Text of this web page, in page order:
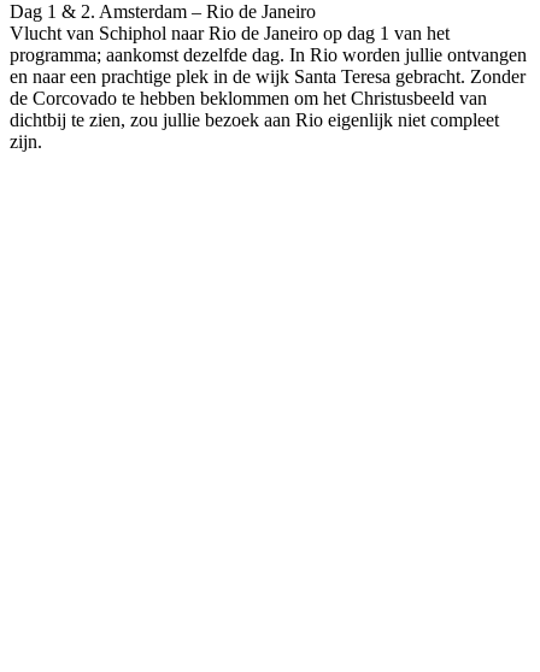
Dag 1 & 2. Amsterdam – Rio de Janeiro
Vlucht van Schiphol naar Rio de Janeiro op dag 1 van het
programma; aankomst dezelfde dag. In Rio worden jullie ontvangen
en naar een prachtige plek in de wijk Santa Teresa gebracht. Zonder
de Corcovado te hebben beklommen om het Christusbeeld van
dichtbij te zien, zou jullie bezoek aan Rio eigenlijk niet compleet
zijn.